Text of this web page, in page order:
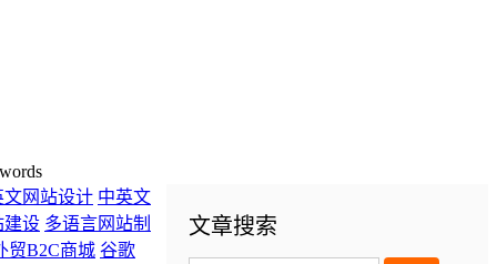
文章搜索
文网站设计 中英文
建设 多语言网站制
贸B2C商城 谷歌